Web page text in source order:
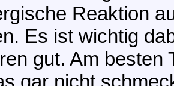
Reaktion
Es ist wichtig
gut. Am besten
gar nicht